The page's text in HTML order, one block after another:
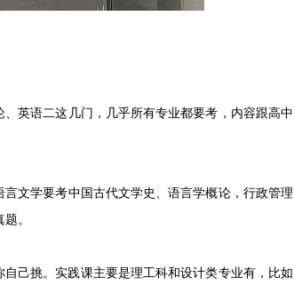
英语二这几门，几乎所有专业都要考，内容跟高中
文学要考中国古代文学史、语言学概论，行政管理
。
己挑。实践课主要是理工科和设计类专业有，比如